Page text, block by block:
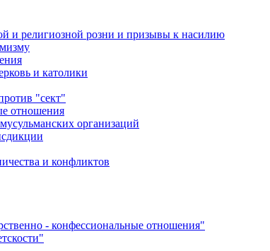
и религиозной розни и призывы к насилию
и католики
"сект"
отношения
организаций
и конфликтов
- конфессиональные отношения"